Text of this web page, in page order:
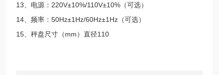
13、电源：220V±10%/110V±10%（可选）
14、频率：50Hz±1Hz/60Hz±1Hz（可选）
15、秤盘尺寸（mm）直径110